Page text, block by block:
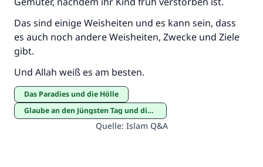
Das sind einige Weisheiten und es kann sein, dass
es auch noch andere Weisheiten, Zwecke und Ziele
gibt.
Und Allah weiß es am besten.
Das Paradies und die Hölle
Glaube an den Jüngsten Tag und die Zeichen der Stunde
Quelle: Islam Q&A